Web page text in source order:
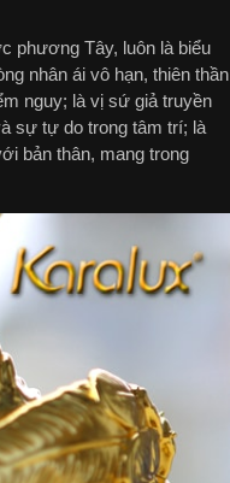
phương Tây, luôn là biểu
nhân ái vô hạn, thiên thần
nguy; là vị sứ giả truyền
sự tự do trong tâm trí; là
bản thân, mang trong